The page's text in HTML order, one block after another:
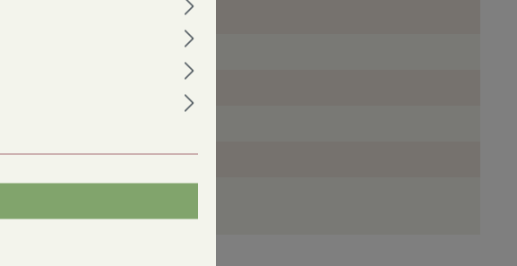
Mitte Mai
Saattiefe: ca. 2 cm
für: